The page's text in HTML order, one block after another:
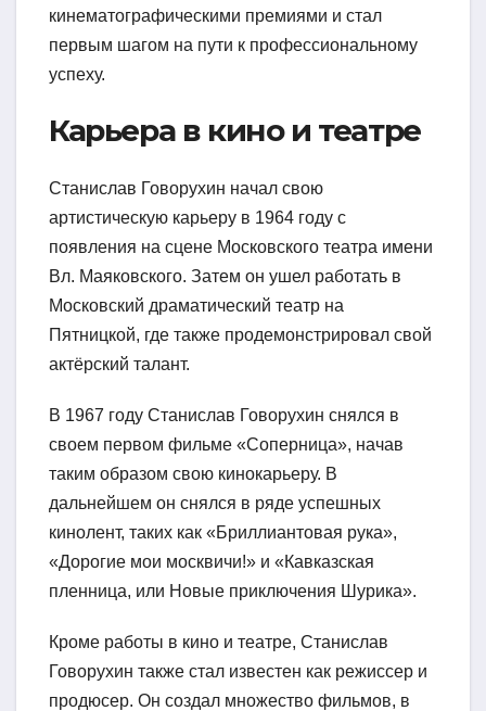
кинематографическими премиями и стал
первым шагом на пути к профессиональному
успеху.
Карьера в кино и театре
Станислав Говорухин начал свою
артистическую карьеру в 1964 году с
появления на сцене Московского театра имени
Вл. Маяковского. Затем он ушел работать в
Московский драматический театр на
Пятницкой, где также продемонстрировал свой
актёрский талант.
В 1967 году Станислав Говорухин снялся в
своем первом фильме «Соперница», начав
таким образом свою кинокарьеру. В
дальнейшем он снялся в ряде успешных
кинолент, таких как «Бриллиантовая рука»,
«Дорогие мои москвичи!» и «Кавказская
пленница, или Новые приключения Шурика».
Кроме работы в кино и театре, Станислав
Говорухин также стал известен как режиссер и
продюсер. Он создал множество фильмов, в